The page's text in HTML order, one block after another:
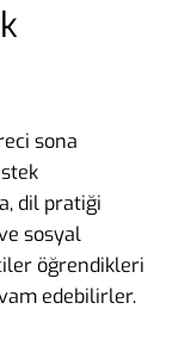
sona
dil pratiği
sosyal
öğrendikleri
edebilirler.